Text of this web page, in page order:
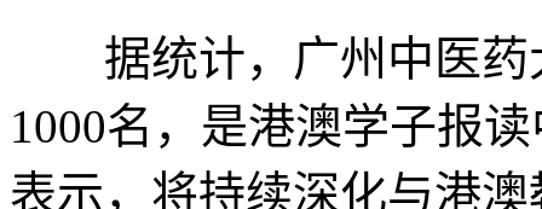
据统计，广州中医药
1000名，是港澳学子报
表示，将持续深化与港